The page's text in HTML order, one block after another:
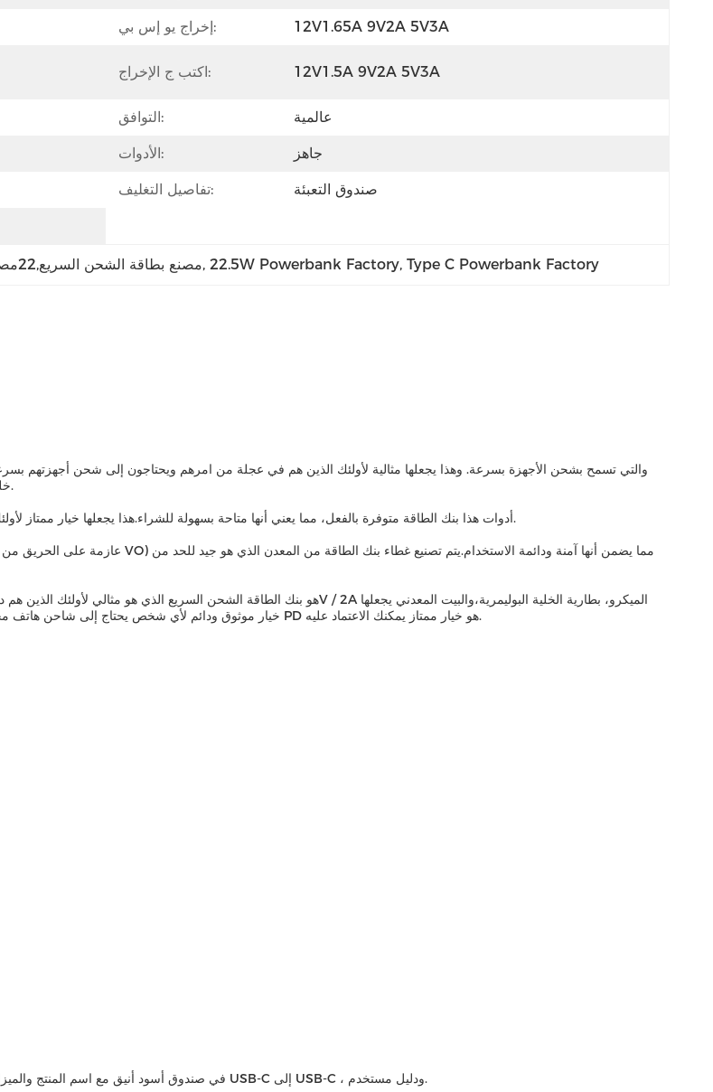
إخراج يو إس بي: 12V1.65A 9V2A 5V3A
اكتب ج الإخراج: 12V1.5A 9V2A 5V3A
التوافق: عالمية
الأدوات: جاهز
تفاصيل التغليف: صندوق التعبئة
مصنع بطاقة الشحن السريع,22مصنع بنك الطاقة,مصنع بنك الطاقة من النوع (ج), 22.5W Powerbank Factory, Type C Powerbank Factory
خلية البطارية مصنوعة من خلية البوليمر (1260110 * 2) مما يضمن أنها متينة وطويلة الأمد.
أدوات هذا بنك الطاقة متوفرة بالفعل، مما يعني أنها متاحة بسهولة للشراء.هذا يجعلها خيار ممتاز لأولئك الذين يحتاجون إلى شراء بنك الطاقة بسرعة ولا يريدون الانتظار حتى يتم تطوير الأدوات.
خيار موثوق ودائم لأي شخص يحتاج إلى شاحن هاتف محمولسواء كنت مسافراً أو تحتاج فقط إلى مصدر طاقة احتياطي لأجهزتك، فإن بنك الطاقة PD هو خيار ممتاز يمكنك الاعتماد عليه.
يأتي بنك الطاقة PD في صندوق أسود أنيق مع اسم المنتج والميزات المطبوعة على الجبهة. داخل الصندوق ، ستجد بنك الطاقة ، وكابل USB-C إلى USB-C ، ودليل مستخدم.